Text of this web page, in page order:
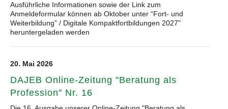
Ausführliche Informationen sowie der Link zum
Anmeldeformular können ab Oktober unter “Fort- und
Weiterbildung” / Digitale Kompaktfortbildungen 2027"
heruntergeladen werden
20. Mai 2026
DAJEB Online-Zeitung "Beratung als
Profession" Nr. 16